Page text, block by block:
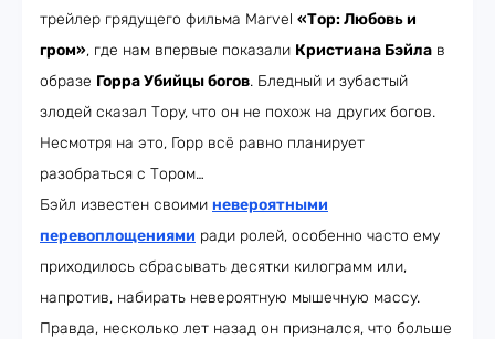
трейлер грядущего фильма Marvel «Тор: Любовь и
гром», где нам впервые показали Кристиана Бэйла в
образе Горра Убийцы богов. Бледный и зубастый
злодей сказал Тору, что он не похож на других богов.
Несмотря на это, Горр всё равно планирует
разобраться с Тором…
Бэйл известен своими невероятными
перевоплощениями ради ролей, особенно часто ему
приходилось сбрасывать десятки килограмм или,
напротив, набирать невероятную мышечную массу.
Правда, несколько лет назад он признался, что больше